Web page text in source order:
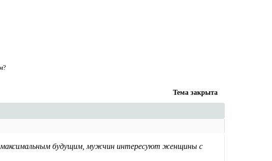
Тема закрыта
будущим, мужчин интересуют женщины с